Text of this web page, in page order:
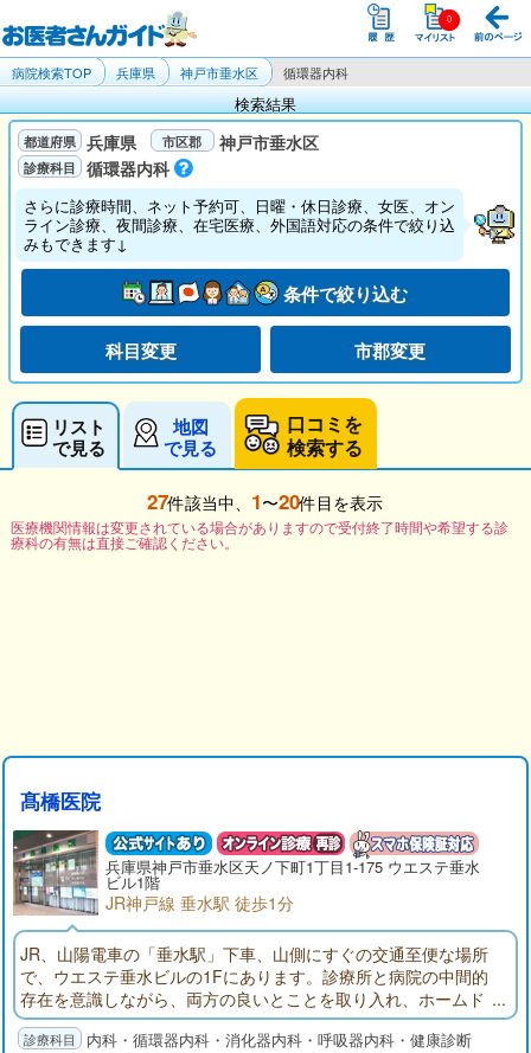
病院検索TOP 兵庫県 神戸市垂水区 循環器内科
検索結果
兵庫県
神戸市垂水区
循環器内科
さらに診療時間、ネット予約可、日曜・休日診療、女医、オン
ライン診療、夜間診療、在宅医療、外国語対応の条件で絞り込
みもできます↓
条件で絞り込む
科目変更 市郡変更
リスト
で見る
地図
で見る
口コミを
検索する
27件該当中、 1〜20件目を表示
医療機関情報は変更されている場合がありますので受付終了時間や希望する診
療科の有無は直接ご確認ください。
髙橋医院
兵庫県神戸市垂水区天ノ下町1丁目1-175 ウエステ垂水
ビル1階
JR神戸線 垂水駅 徒歩1分
JR、山陽電車の「垂水駅」下車、山側にすぐの交通至便な場所
で、ウエステ垂水ビルの1Fにあります。診療所と病院の中間的
存在を意識しながら、両方の良いとことを取り入れ、ホームド
クターとしての役割を担います。
内科・循環器内科・消化器内科・呼吸器内科・健康診断